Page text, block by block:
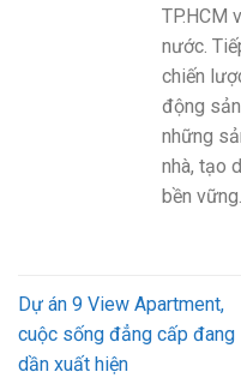
TP.HCM
nước.
chiến
động
những
nhà, tạo
bền vững.
Dự án 9 View Apartment,
cuộc sống đẳng cấp đang
dần xuất hiện